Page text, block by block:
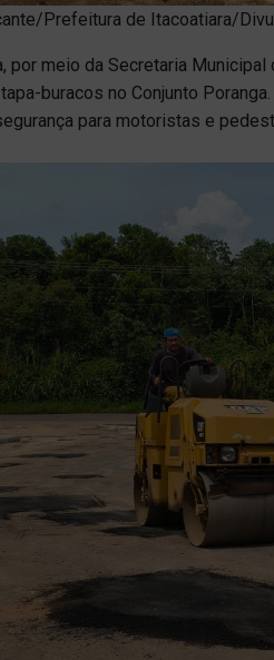
Prefeitura de Itacoatiara/
por meio da Secretaria
buracos no Conjunto
para motoristas e